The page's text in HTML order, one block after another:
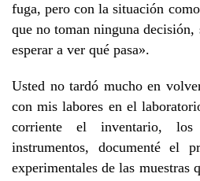
fuga, pero con la situación
que no toman ninguna
esperar a ver qué pasa».
Usted no tardó mucho en
con mis labores en el
corriente el inventario,
instrumentos, documenté el
experimentales de las muestras